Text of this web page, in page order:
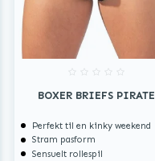
BOXER BRIEFS PIRATE
Perfekt til en kinky weekend
Stram pasform
Sensuelt rollespil